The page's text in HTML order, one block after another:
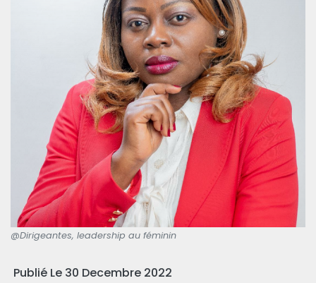
@Dirigeantes, leadership au féminin
Publié Le 30 Decembre 2022